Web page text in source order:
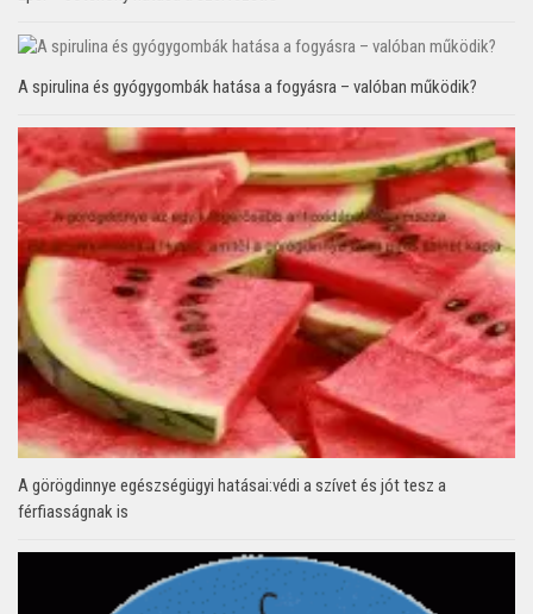
A spirulina és gyógygombák hatása a fogyásra – valóban működik?
A görögdinnye egészségügyi hatásai:védi a szívet és jót tesz a
férfiasságnak is